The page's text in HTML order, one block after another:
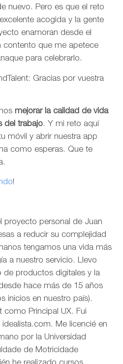
nuevo. Pero es que el reto
acogida y la gente
enamoran desde el
contento que me apetece
para celebrarlo.
Gracias por vuestra
mejorar la calidad de vida
del trabajo. Y mi reto aquí
móvil y abrir nuestra app
como esperas. Que te
!
proyecto personal de Juan
a reducir su complejidad
tengamos una vida más
a nuestro servicio. Llevo
de productos digitales y la
hace más de 15 años
inicios en nuestro país).
como Principal UX. Fui
Me licencié en
por la Universidad
de Motricidade